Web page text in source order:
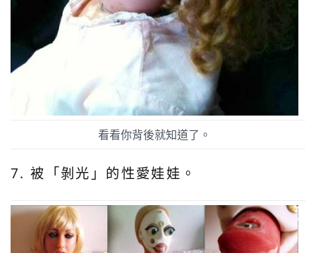
看看你背後就知道了。
7. 被「剝光」的性愛娃娃。